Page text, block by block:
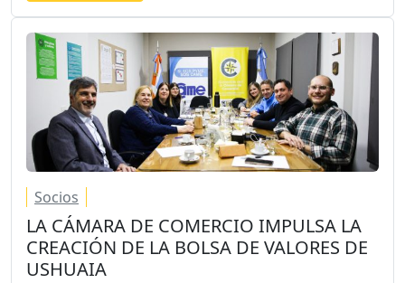
Socios
LA CÁMARA DE COMERCIO IMPULSA LA
CREACIÓN DE LA BOLSA DE VALORES DE
USHUAIA